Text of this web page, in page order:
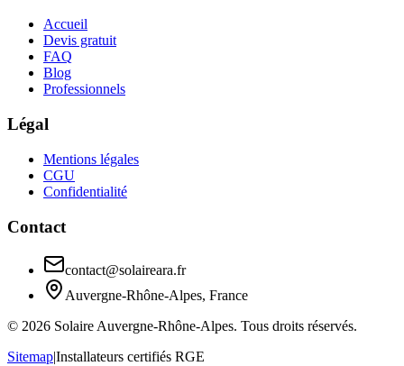
Accueil
Devis gratuit
FAQ
Blog
Professionnels
Légal
Mentions légales
CGU
Confidentialité
Contact
contact@solaireara.fr
Auvergne-Rhône-Alpes, France
© 2026 Solaire Auvergne-Rhône-Alpes. Tous droits réservés.
Sitemap|Installateurs certifiés RGE